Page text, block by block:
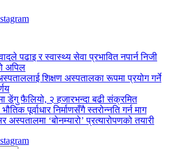
पढाइ र स्वास्थ्य सेवा प्रभावित नपार्न निजी
अपिल
शिक्षण अस्पतालका रूपमा प्रयोग गर्ने
डेंगु फैलियो, २ हजारभन्दा बढी संक्रमित
पूर्वाधार निर्माणसँगै स्तरोन्नति गर्न माग
अस्पतालमा ‘बोनम्यारो’ प्रत्यारोपणको तयारी